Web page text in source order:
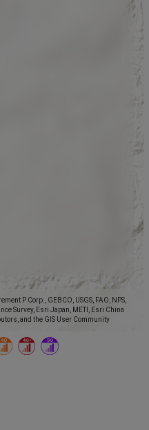
P Corp., GEBCO, USGS, FAO, NPS,
Survey, Esri Japan, METI, Esri China
and the GIS User Community